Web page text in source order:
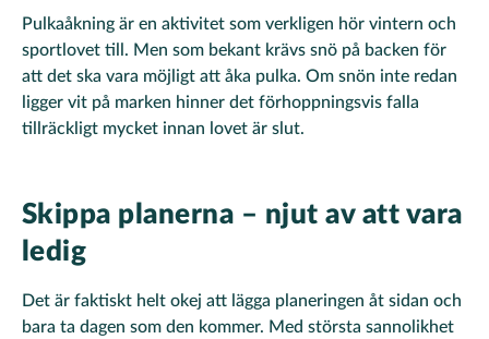
Pulkaåkning är en aktivitet som verkligen hör vintern och
sportlovet till. Men som bekant krävs snö på backen för
att det ska vara möjligt att åka pulka. Om snön inte redan
ligger vit på marken hinner det förhoppningsvis falla
tillräckligt mycket innan lovet är slut.
Skippa planerna – njut av att vara
ledig
Det är faktiskt helt okej att lägga planeringen åt sidan och
bara ta dagen som den kommer. Med största sannolikhet